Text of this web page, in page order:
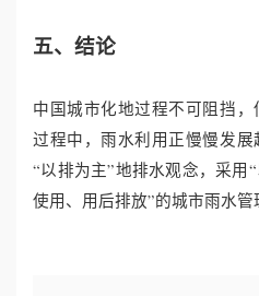
五、结论
中国城市化地过程不可阻挡
过程中，雨水利用正慢慢发
“以排为主”地排水观念，采用
使用、用后排放”的城市雨水管